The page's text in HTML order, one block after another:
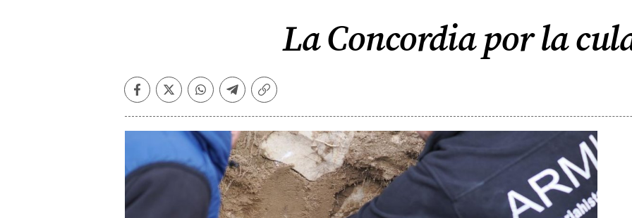
La Concordia por la
Facebook
TwitterWhatsapp
Telegram
Copiar